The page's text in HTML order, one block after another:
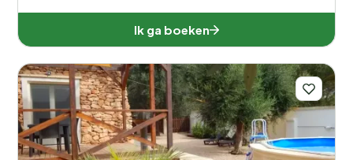
Wanneer?
Aantal gasten?
Ik ga boeken